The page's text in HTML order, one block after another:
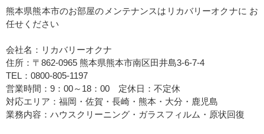
熊本県熊本市のお部屋のメンテナンスはリカバリーオクナに お
任せください
会社名：リカバリーオクナ
住所：〒862-0965 熊本県熊本市南区田井島3-6-7-4
TEL：0800-805-1197
営業時間：9：00～18：00 定休日：不定休
対応エリア：福岡・佐賀・長崎・熊本・大分・鹿児島
業務内容：ハウスクリーニング・ガラスフィルム・原状回復